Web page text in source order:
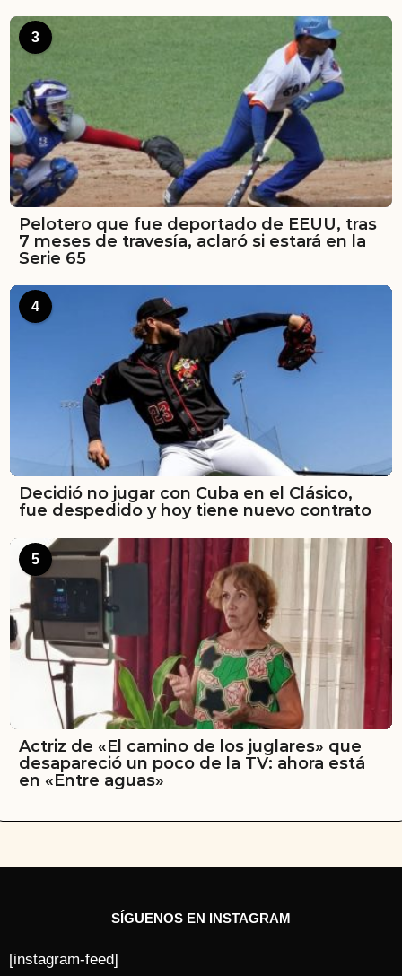
3
Pelotero que fue deportado de EEUU, tras
7 meses de travesía, aclaró si estará en la
Serie 65
4
Decidió no jugar con Cuba en el Clásico,
fue despedido y hoy tiene nuevo contrato
5
Actriz de «El camino de los juglares» que
desapareció un poco de la TV: ahora está
en «Entre aguas»
SÍGUENOS EN INSTAGRAM
[instagram-feed]